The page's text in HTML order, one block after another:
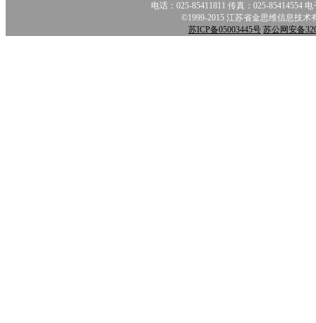
电话：025-85411811 传真：025-85414554
©1999-2015 江苏省金思维信息技术
苏ICP备05003445号 苏公网安备